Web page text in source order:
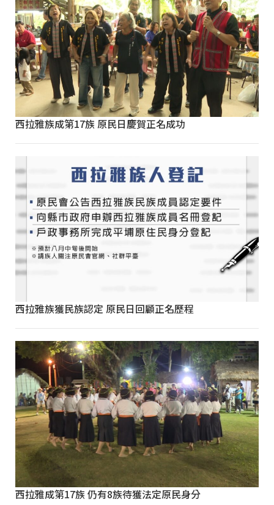
西拉雅族成第17族 原民日慶賀正名成功
西拉雅族獲民族認定 原民日回顧正名歷程
西拉雅成第17族 仍有8族待獲法定原民身分